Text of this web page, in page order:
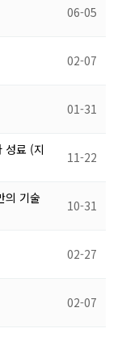
06-05
02-07
01-31
성료 (지
11-22
의 기술
10-31
02-27
02-07